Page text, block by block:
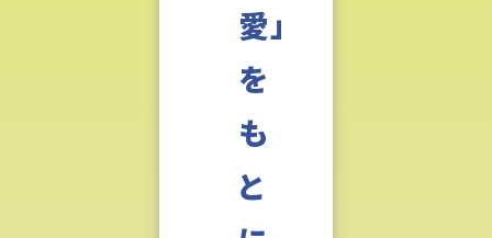
愛」
を
も
と